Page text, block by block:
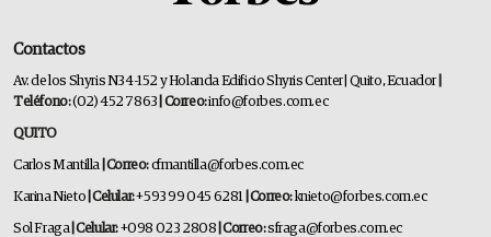
Contactos
Av. de los Shyris N34-152 y Holanda Edificio Shyris Center | Quito, Ecuador
Teléfono:(02) 452 7863 | Correo:info@forbes.com.ec
QUITO
Carlos Mantilla | Correo:cfmantilla@forbes.com.ec
Karina Nieto | Celular:+593 99 045 6281 | Correo:knieto@forbes.com.ec
Sol Fraga| Celular:+098 023 2808 | Correo:sfraga@forbes.com.ec